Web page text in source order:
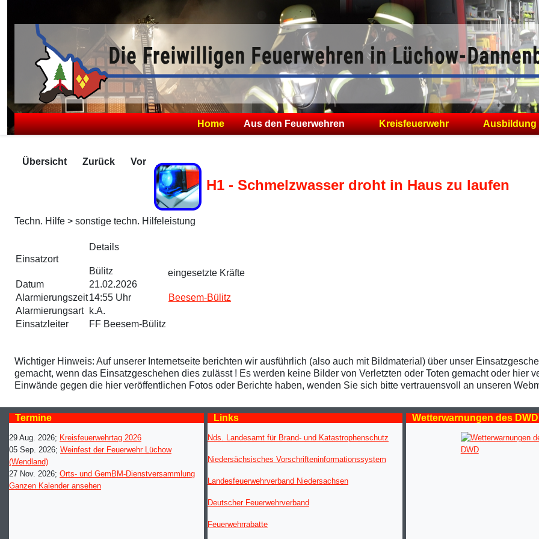
Home Aus den Feuerwehren Kreisfeuerwehr Ausbildung
Übersicht Zurück Vor
H1 - Schmelzwasser droht in Haus zu laufen
Techn. Hilfe > sonstige techn. Hilfeleistung
Einsatzort
Details
Bülitz
Datum
21.02.2026
Alarmierungszeit14:55 Uhr
Alarmierungsart
k.A.
Einsatzleiter
FF Beesem-Bülitz
eingesetzte Kräfte
Beesem-Bülitz
Wichtiger Hinweis: Auf unserer Internetseite berichten wir ausführlich (also auch mit Bildmaterial) über unser
gemacht, wenn das Einsatzgeschehen dies zulässt ! Es werden keine Bilder von Verletzten oder Toten gemacht oder hier
Einwände gegen die hier veröffentlichen Fotos oder Berichte haben, wenden Sie sich bitte vertrauensvoll an unseren
Termine
29 Aug. 2026; Kreisfeuerwehrtag 2026
05 Sep. 2026; Weinfest der Feuerwehr Lüchow
(Wendland)
27 Nov. 2026; Orts- und GemBM-Dienstversammlung
Ganzen Kalender ansehen
Links
Nds. Landesamt für Brand- und Katastrophenschutz
Niedersächsisches Vorschrifteninformationssystem
Landesfeuerwehrverband Niedersachsen
Deutscher Feuerwehrverband
Feuerwehrrabatte
Wetterwarnungen des DWD